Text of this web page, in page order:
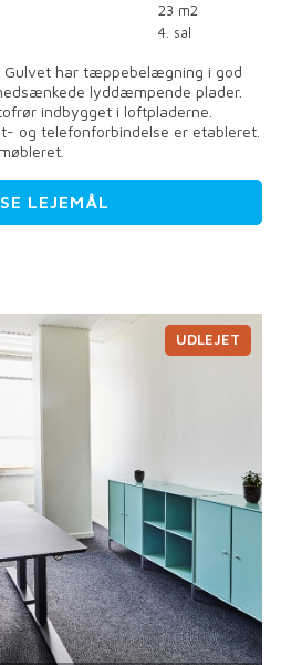
23 m2
4. sal
Gulvet har tæppebelægning i god
lyddæmpende plader.
indbygget i loftpladerne.
og telefonforbindelse er etableret.
SE LEJEMÅL
UDLEJET